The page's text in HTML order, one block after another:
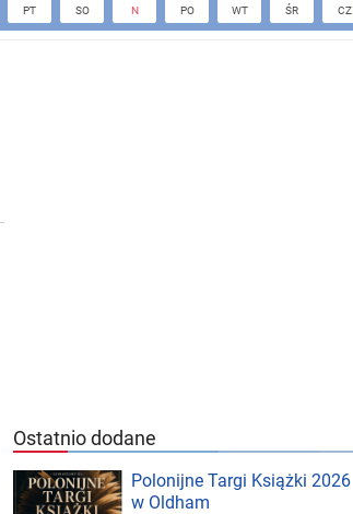
PT SO N PO WT ŚR CZ
Ostatnio dodane
Polonijne Targi Książki 2026
w Oldham